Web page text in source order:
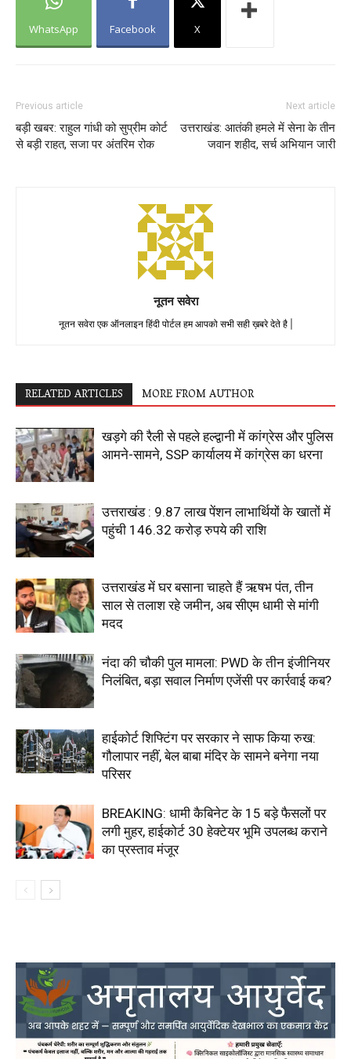
WhatsApp Facebook X
Previous article
बड़ी खबर: राहुल गांधी को सुप्रीम कोर्ट
से बड़ी राहत, सजा पर अंतरिम रोक
Next article
उत्तराखंड: आतंकी हमले में सेना के तीन
जवान शहीद, सर्च अभियान जारी
नूतन सवेरा
नूतन सवेरा एक ऑनलाइन हिंदी पोर्टल हम आपको सभी सही ख़बरे देते है |
RELATED ARTICLES MORE FROM AUTHOR
खड़गे की रैली से पहले हल्द्वानी में कांग्रेस और पुलिस
आमने-सामने, SSP कार्यालय में कांग्रेस का धरना
उत्तराखंड : 9.87 लाख पेंशन लाभार्थियों के खातों में
पहुंची 146.32 करोड़ रुपये की राशि
उत्तराखंड में घर बसाना चाहते हैं ऋषभ पंत, तीन
साल से तलाश रहे जमीन, अब सीएम धामी से मांगी
मदद
नंदा की चौकी पुल मामला: PWD के तीन इंजीनियर
निलंबित, बड़ा सवाल निर्माण एजेंसी पर कार्रवाई कब?
हाईकोर्ट शिफ्टिंग पर सरकार ने साफ किया रुख:
गौलापार नहीं, बेल बाबा मंदिर के सामने बनेगा नया
परिसर
BREAKING: धामी कैबिनेट के 15 बड़े फैसलों पर
लगी मुहर, हाईकोर्ट 30 हेक्टेयर भूमि उपलब्ध कराने
का प्रस्ताव मंजूर